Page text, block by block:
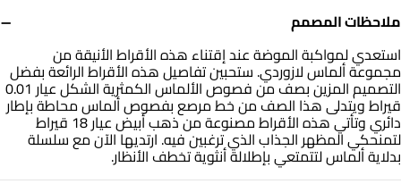
ملاحظات المصمم −
استعدي لمواكبة الموضة عند إقتناء هذه الأقراط الأنيقة من
مجموعة ألماس لازوردي. ستحبين تفاصيل هذه الأقراط الرائعة بفضل
التصميم المزين بصف من فصوص الألماس الكمثرية الشكل عيار 0.01
قيراط ويتدلى هذا الصف من خط مرصع بفصوص ألماس محاطة بإطار
دائري وتأتي هذه الأقراط مصنوعة من ذهب أبيض عيار 18 قيراط
لتمنحكي المظهر الجذاب الذي ترغبين فيه. ارتديها الآن مع سلسلة
بدلاية ألماس لتتمتعي بإطلالة أنثوية تخطف الأنظار.